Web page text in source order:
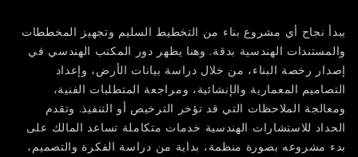
يبدأ نجاح أي مشروع بناء من التخطيط السليم وتجهيز المخططات
والمستندات الهندسية بدقة. وهنا يظهر دور المكتب الهندسي في
إصدار رخصة البناء، من خلال دراسة بيانات الأرض، وإعداد
التصاميم المعمارية والإنشائية، ومراجعة المتطلبات الفنية،
ومعالجة الملاحظات التي قد تؤخر الترخيص أو التنفيذ. وتقدم
الحداد للاستشارات الهندسية خدمات متكاملة تساعد المالك على
بدء مشروعه بصورة منظمة، بداية من دراسة الفكرة والتصميم،